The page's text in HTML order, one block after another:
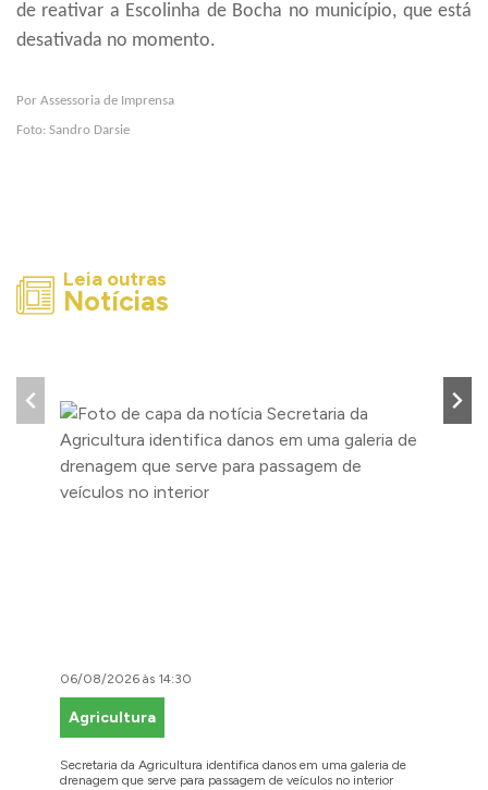
de reativar a Escolinha de Bocha no município, que está
desativada no momento.
Por Assessoria de Imprensa
Foto: Sandro Darsie
Leia outras
Notícias
06/08/2026 às 14:30
Agricultura
Secretaria da Agricultura identifica danos em uma galeria de
drenagem que serve para passagem de veículos no interior